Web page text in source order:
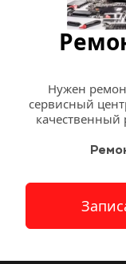
Нужен
сервисный